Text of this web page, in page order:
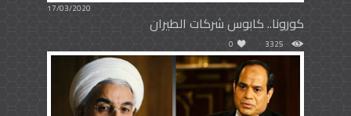
17/03/2020
كورونا.. كابوس شركات الطيران
3325
0